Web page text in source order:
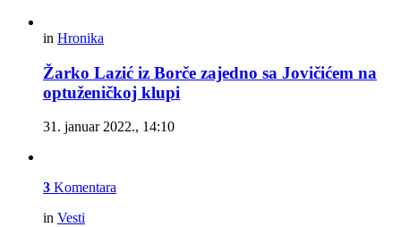
in Hronika
Žarko Lazić iz Borče zajedno sa Jovičićem na
optuženičkoj klupi
31. januar 2022., 14:10
3 Komentara
in Vesti